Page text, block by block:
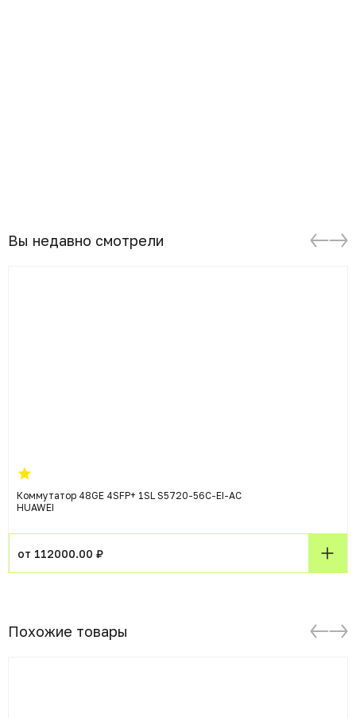
Вы недавно смотрели
Коммутатор 48GE 4SFP+ 1SL S5720-56C-EI-AC
HUAWEI
от 112000.00 ₽
Похожие товары